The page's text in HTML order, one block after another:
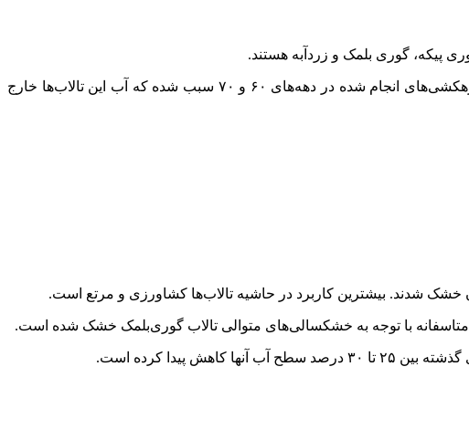
پیکه، گوری بلمک و زردآبه هستند.
معاون فنی حفاظت محیط زیست لرستان بیان کرد: تالاب تنوردر دورود نیز در معرض خشکیدگی است. کمبود نزولات جوی، و زهکشی‌های انجام شده در دهه‌های ۶۰ و ۷۰ سبب شده که آب این تالاب‌ها خارج
خشک شدند. بیشترین کاربرد در حاشیه تالاب‌ها کشاورزی و مرتع است.
کرده است.